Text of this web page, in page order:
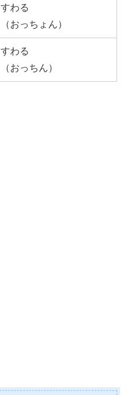
すわる
（おっちょん）
すわる
（おっちん）